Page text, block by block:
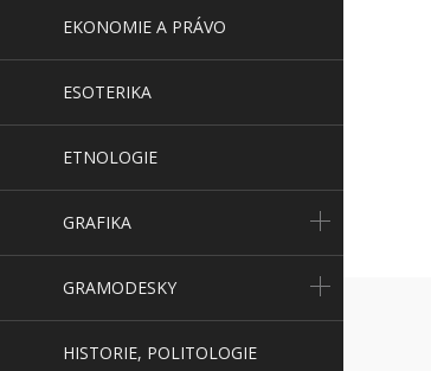
EKONOMIE A PRÁVO
ESOTERIKA
ETNOLOGIE
GRAFIKA
GRAMODESKY
HISTORIE, POLITOLOGIE